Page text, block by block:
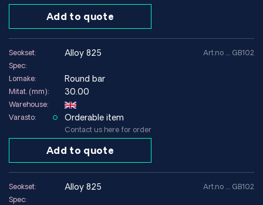
Add to quote
Seokset: alloy 825
Spec:
Lomake:
Round bar
Mitat. (mm): 30.00
Warehouse:
Varasto:
Orderable item
Contact us here for order
Add to quote
Art.no .... GB102
Seokset: alloy 825
Spec:
Art.no .... GB102